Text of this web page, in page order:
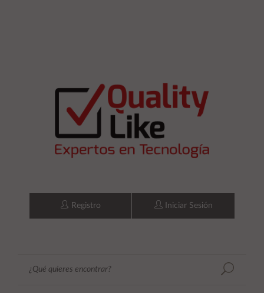
Registro Iniciar Sesión